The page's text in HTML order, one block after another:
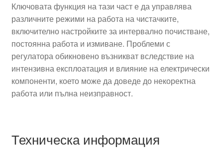
Ключовата функция на тази част е да управлява
различните режими на работа на чистачките,
включително настройките за интервално почистване,
постоянна работа и измиване. Проблеми с
регулатора обикновено възникват вследствие на
интензивна експлоатация и влияние на електрически
компоненти, което може да доведе до некоректна
работа или пълна неизправност.
Техническа информация